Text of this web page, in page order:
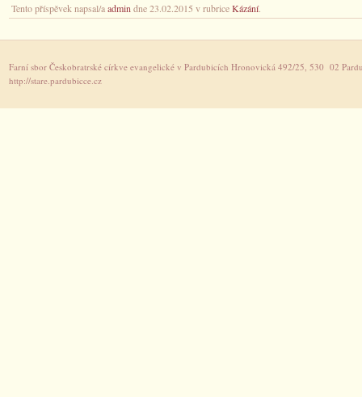
Tento příspěvek napsal/aadmin dne 23.02.2015 v rubriceKázání.
Farní sbor Českobratrské církve evangelické v Pardubicích Hronovická 492/25, 530 02
http://stare.pardubicce.cz